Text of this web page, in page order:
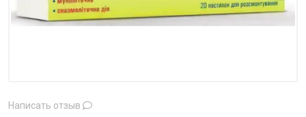
Написать отзыв